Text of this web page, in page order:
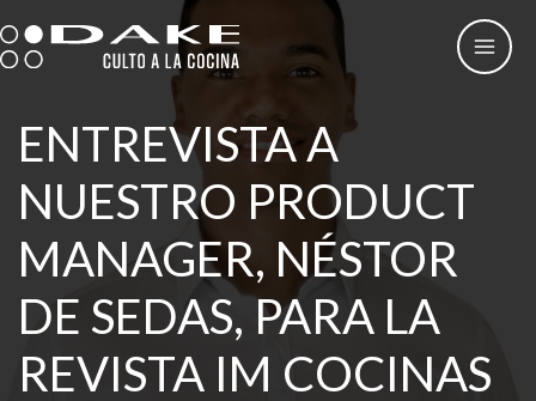
al
contenido
ENTREVISTA A
NUESTRO PRODUCT
MANAGER, NÉSTOR
DE SEDAS, PARA LA
REVISTA IM COCINAS